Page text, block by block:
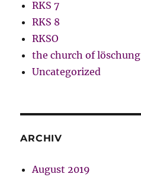
RKS 7
RKS 8
RKSO
the church of löschung
Uncategorized
ARCHIV
August 2019